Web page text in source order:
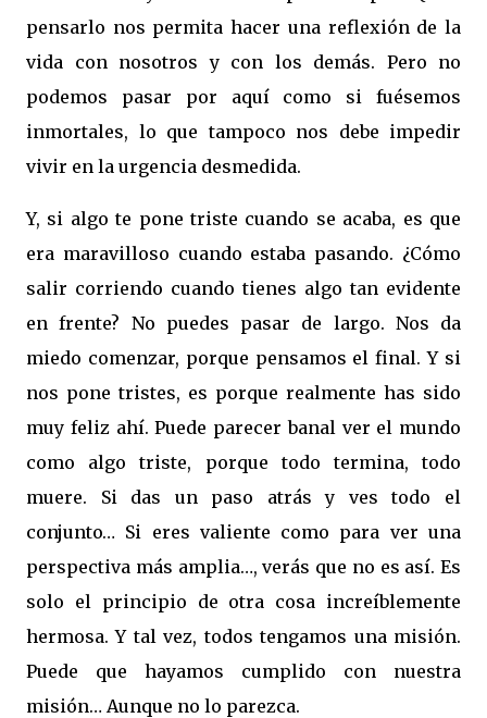
pensarlo nos permita hacer una reflexión de la
vida con nosotros y con los demás. Pero no
podemos pasar por aquí como si fuésemos
inmortales, lo que tampoco nos debe impedir
vivir en la urgencia desmedida.
Y, si algo te pone triste cuando se acaba, es que
era maravilloso cuando estaba pasando. ¿Cómo
salir corriendo cuando tienes algo tan evidente
en frente? No puedes pasar de largo. Nos da
miedo comenzar, porque pensamos el final. Y si
nos pone tristes, es porque realmente has sido
muy feliz ahí. Puede parecer banal ver el mundo
como algo triste, porque todo termina, todo
muere. Si das un paso atrás y ves todo el
conjunto… Si eres valiente como para ver una
perspectiva más amplia…, verás que no es así. Es
solo el principio de otra cosa increíblemente
hermosa. Y tal vez, todos tengamos una misión.
Puede que hayamos cumplido con nuestra
misión… Aunque no lo parezca.